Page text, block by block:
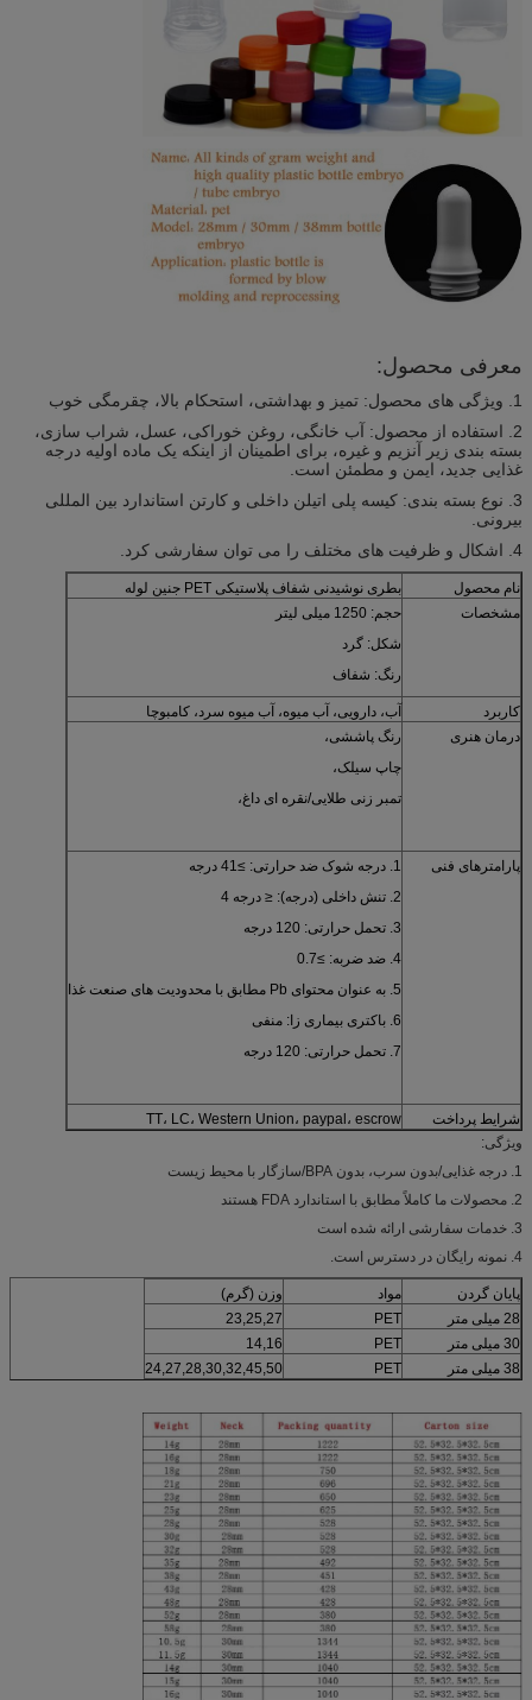
معرفی محصول:
1. ویژگی های محصول: تمیز و بهداشتی، استحکام بالا، چقرمگی خوب
2. استفاده از محصول: آب خانگی، روغن خوراکی، عسل، شراب سازی،
بسته بندی زیر آنزیم و غیره، برای اطمینان از اینکه یک ماده اولیه درجه
غذایی جدید، ایمن و مطمئن است.
3. نوع بسته بندی: کیسه پلی اتیلن داخلی و کارتن استاندارد بین المللی
بیرونی.
4. اشکال و ظرفیت های مختلف را می توان سفارشی کرد.
نام محصول
بطری نوشیدنی شفاف پلاستیکی PET جنین لوله
مشخصات
حجم: 1250 میلی لیتر
شکل: گرد
رنگ: شفاف
کاربرد
آب، دارویی، آب میوه، آب میوه سرد، کامبوچا
درمان هنری
رنگ پاششی،
چاپ سیلک،
تمبر زنی طلایی/نقره ای داغ،
پارامترهای فنی
1. درجه شوک ضد حرارتی: ≥41 درجه
2. تنش داخلی (درجه): ≤ درجه 4
3. تحمل حرارتی: 120 درجه
4. ضد ضربه: ≥0.7
5. به عنوان محتوای Pb مطابق با محدودیت های صنعت غذا
6. باکتری بیماری زا: منفی
7. تحمل حرارتی: 120 درجه
شرایط پرداخت
TT، LC، Western Union، paypal، escrow
ویژگی:
1. درجه غذایی/بدون سرب، بدون BPA/سازگار با محیط زیست
2. محصولات ما کاملاً مطابق با استاندارد FDA هستند
3. خدمات سفارشی ارائه شده است
4. نمونه رایگان در دسترس است.
پایان گردن مواد
وزن (گرم)
28 میلی متر
PET
23,25,27
30 میلی متر
PET
14,16
38 میلی متر
PET
24,27,28,30,32,45,50